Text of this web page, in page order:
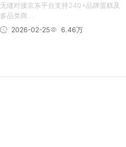
无缝对接京东平台支持240+品牌蛋糕及
多品类商...
2026-02-25
6.46万